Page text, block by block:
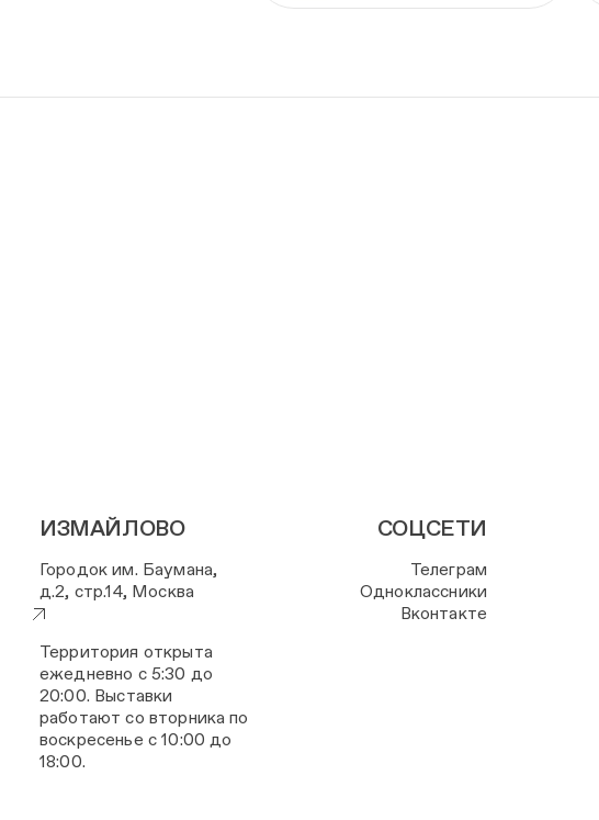
ИЗМАЙЛОВО
Городок им. Баумана,
д.2, стр.14, Москва
Территория открыта
ежедневно с 5:30 до
20:00. Выставки
работают со вторника по
воскресенье с 10:00 до
18:00.
СОЦСЕТИ
Телеграм
Одноклассники
Вконтакте